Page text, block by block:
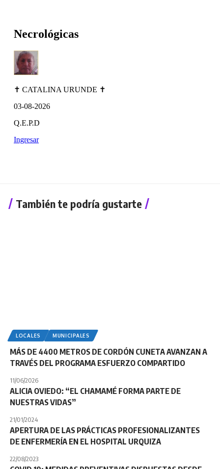
También te podría gustarte
LOCALES MUNICIPALES
MÁS DE 4400 METROS DE CORDÓN CUNETA AVANZAN A
TRAVÉS DEL PROGRAMA ESFUERZO COMPARTIDO
11/06/2026
ALICIA OVIEDO: “EL CHAMAMÉ FORMA PARTE DE
NUESTRAS VIDAS”
21/01/2024
APERTURA DE LAS PRÁCTICAS PROFESIONALIZANTES
DE ENFERMERÍA EN EL HOSPITAL URQUIZA
22/08/2023